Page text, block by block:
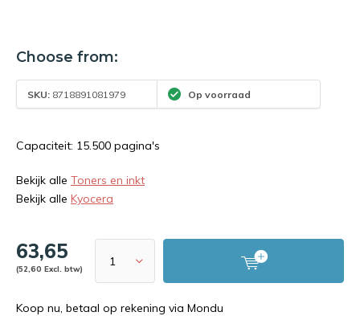
Choose from:
SKU: 8718891081979 Op voorraad
Capaciteit: 15.500 pagina's
Bekijk alle Toners en inkt
Bekijk alle Kyocera
63,65
(52,60 Excl. btw)
Koop nu, betaal op rekening via Mondu